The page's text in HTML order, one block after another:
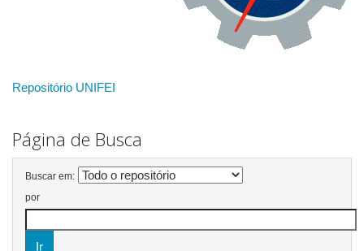
Repositório UNIFEI
Página de Busca
Buscar em:
por